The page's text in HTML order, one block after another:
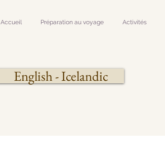
Accueil Préparation au voyage Activités
English - Icelandic